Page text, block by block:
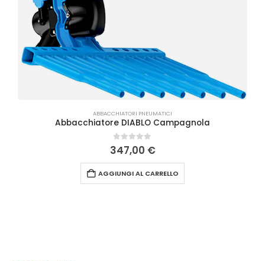
ABBACCHIATORI PNEUMATICI
Abbacchiatore DIABLO Campagnola
0 Su 5
347,00 €
AGGIUNGI AL CARRELLO